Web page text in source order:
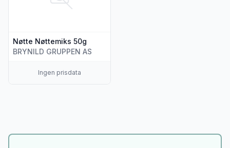
Nøtte Nøttemiks 50g
BRYNILD GRUPPEN AS
Ingen prisdata